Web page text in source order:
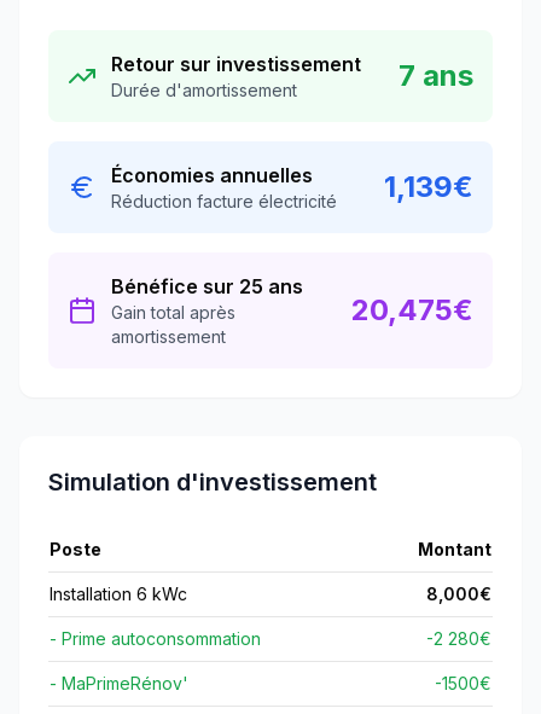
Retour sur investissement
Durée d'amortissement 7 ans
Économies annuelles
Réduction facture électricité 1,139€
Bénéfice sur 25 ans
Gain total après
amortissement
20,475€
Simulation d'investissement
Poste Montant
Installation 6 kWc 8,000€
- Prime autoconsommation -2 280€
- MaPrimeRénov' -1500€